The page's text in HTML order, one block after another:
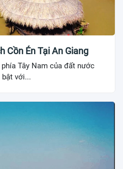
Cồn Én Tại An Giang
Tây Nam của đất nước
với...